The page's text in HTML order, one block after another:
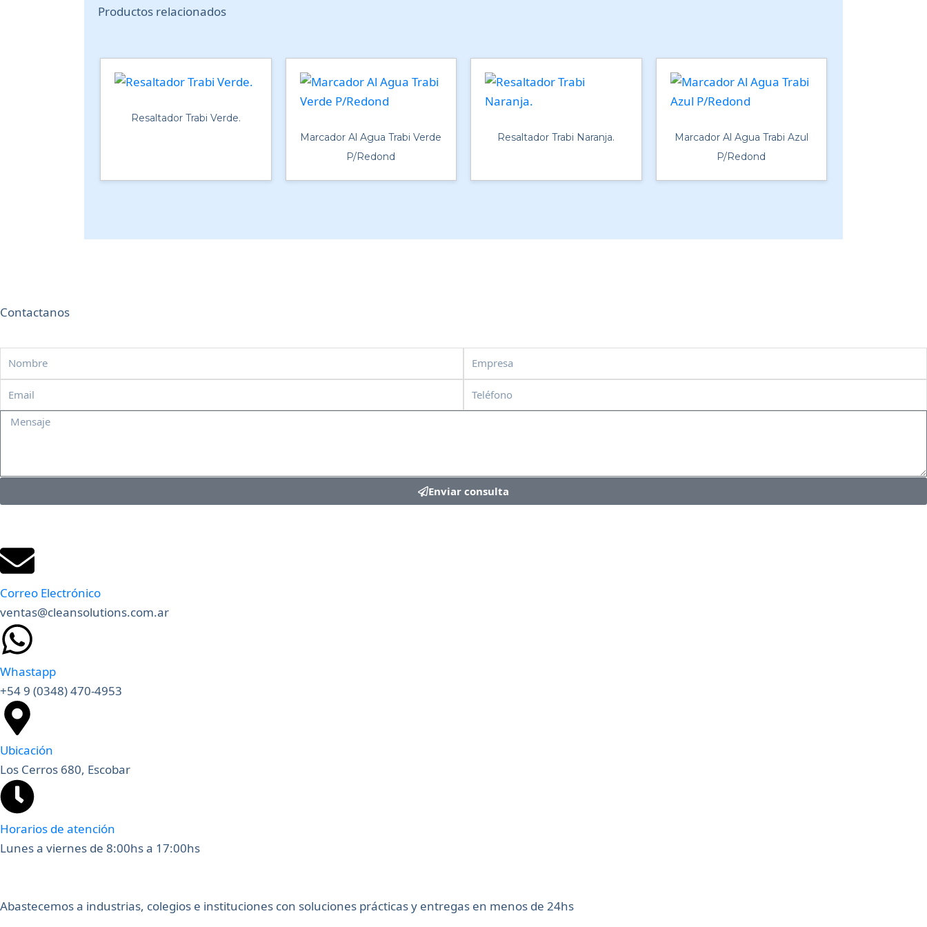
Productos relacionados
Resaltador Trabi Verde.
Marcador Al Agua Trabi Verde
P/Redond
Resaltador Trabi Naranja.
Marcador Al Agua Trabi Azul
P/Redond
Contactanos
Nombre
Empresa
Teléfono
Mensaje
Enviar consulta
Correo Electrónico
ventas@cleansolutions.com.ar
Whastapp
+54 9 (0348) 470-4953
Ubicación
Los Cerros 680, Escobar
Horarios de atención
Lunes a viernes de 8:00hs a 17:00hs
Abastecemos a industrias, colegios e instituciones con soluciones prácticas y entregas en menos de 24hs